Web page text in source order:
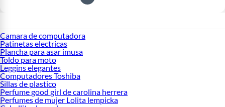
Camara de computadora
Patinetas electricas
Plancha para asar imusa
Toldo para moto
Leggins elegantes
Computadores Toshiba
Sillas de plastico
Perfume good girl de carolina herrera
Perfumes de mujer Lolita lempicka